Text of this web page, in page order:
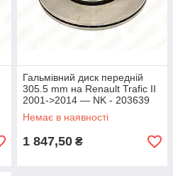
Гальмівний диск передній
305.5 mm на Renault Trafic II
2001->2014 — NK - 203639
Немає в наявності
1 847,50 ₴